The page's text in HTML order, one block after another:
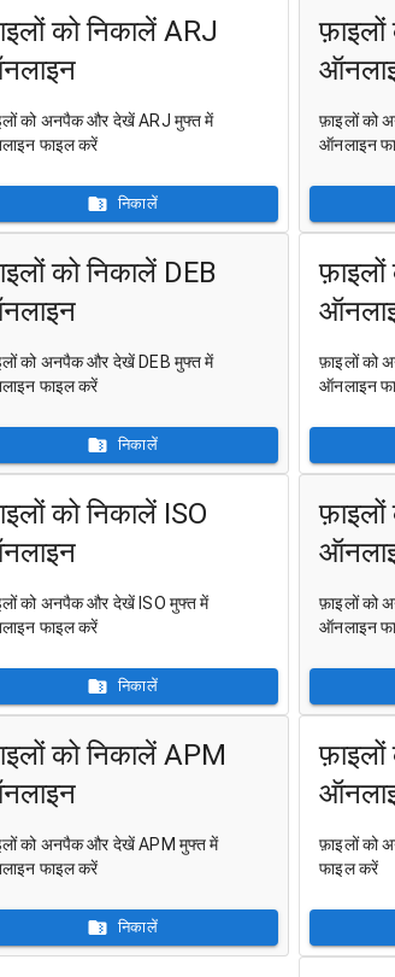
को निकालें ARJ
को अनपैक और देखें ARJ मुफ्त में
फाइल करें
निकालें
फ़ाइलों को
ऑनलाइन
को निकालें DEB
को अनपैक और देखें DEB मुफ्त में
फाइल करें
निकालें
फ़ाइलों को
ऑनलाइन
को निकालें ISO
को अनपैक और देखें ISO मुफ्त में
फाइल करें
निकालें
फ़ाइलों को
ऑनलाइन
को निकालें APM
को अनपैक और देखें APM मुफ्त में
फाइल करें
निकालें
फ़ाइलों को
फाइल करें